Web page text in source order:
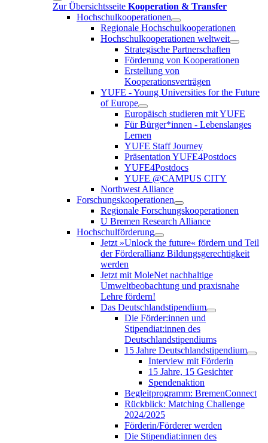
Zur Übersichtsseite Kooperation & Transfer
Hochschulkooperationen
Regionale Hochschulkooperationen
Hochschulkooperationen weltweit
Strategische Partnerschaften
Förderung von Kooperationen
Erstellung von
Kooperationsverträgen
YUFE - Young Universities for the Future
of Europe
Europäisch studieren mit YUFE
Für Bürger*innen - Lebenslanges
Lernen
YUFE Staff Journey
Präsentation YUFE4Postdocs
YUFE4Postdocs
YUFE @CAMPUS CITY
Northwest Alliance
Forschungskooperationen
Regionale Forschungskooperationen
U Bremen Research Alliance
Hochschulförderung
Jetzt »Unlock the future« fördern und Teil
der Förderallianz Bildungsgerechtigkeit
werden
Jetzt mit MoleNet nachhaltige
Umweltbeobachtung und praxisnahe
Lehre fördern!
Das Deutschlandstipendium
Die Förder:innen und
Stipendiat:innen des
Deutschlandstipendiums
15 Jahre Deutschlandstipendium
Interview mit Förderin
15 Jahre, 15 Gesichter
Spendenaktion
Begleitprogramm: BremenConnect
Rückblick: Matching Challenge
2024/2025
Förderin/Förderer werden
Die Stipendiat:innen des